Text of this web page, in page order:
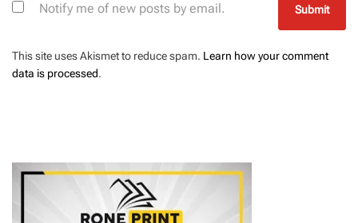
Notify me of new posts by email.
This site uses Akismet to reduce spam. Learn how your comment
data is processed.